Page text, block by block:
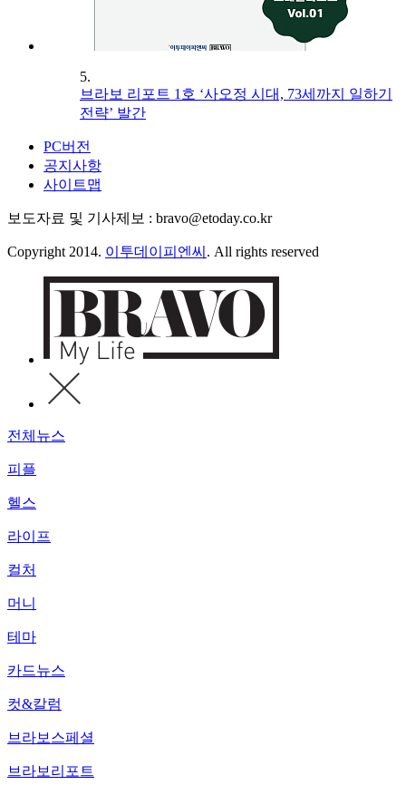
5.
브라보 리포트 1호 ‘사오정 시대, 73세까지 일하기
전략’ 발간
PC버전
공지사항
사이트맵
보도자료 및 기사제보 : bravo@etoday.co.kr
Copyright 2014. 이투데이피엔씨 . All rights reserved
전체뉴스
피플
헬스
라이프
컬처
머니
테마
카드뉴스
컷&칼럼
브라보스페셜
브라보리포트